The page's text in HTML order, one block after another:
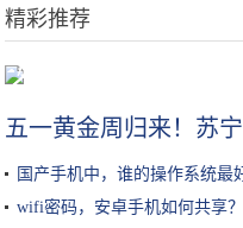
精彩推荐
加了这几样，炒饭鲜香无比，
五一黄金周归来！苏
国产手机中，谁的操作系统最
wifi密码，安卓手机如何共享